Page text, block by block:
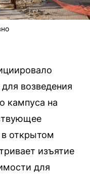
возведения
кампуса на
открытом
изъятие
для